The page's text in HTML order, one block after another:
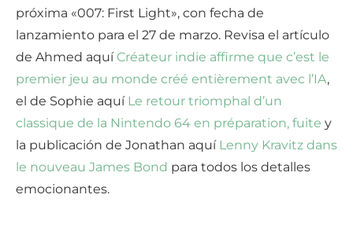
próxima «007: First Light», con fecha de
lanzamiento para el 27 de marzo. Revisa el artículo
de Ahmed aquí Créateur indie affirme que c’est le
premier jeu au monde créé entièrement avec l’IA,
el de Sophie aquí Le retour triomphal d’un
classique de la Nintendo 64 en préparation, fuite y
la publicación de Jonathan aquí Lenny Kravitz dans
le nouveau James Bond para todos los detalles
emocionantes.